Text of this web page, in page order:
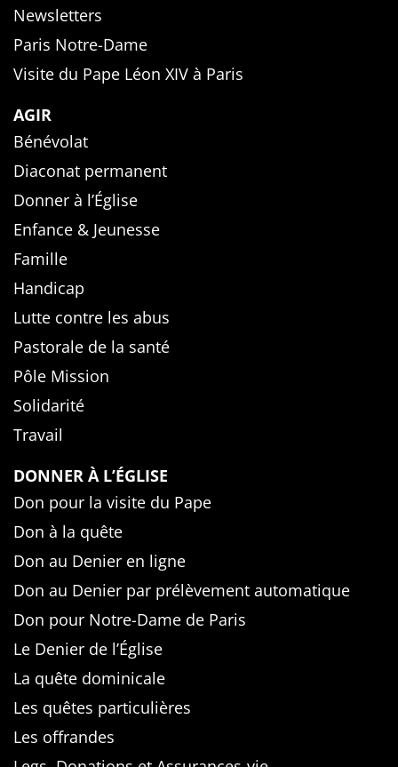
Newsletters
Paris Notre-Dame
Visite du Pape Léon XIV à Paris
AGIR
Bénévolat
Diaconat permanent
Donner à l’Église
Enfance & Jeunesse
Famille
Handicap
Lutte contre les abus
Pastorale de la santé
Pôle Mission
Solidarité
Travail
DONNER À L’ÉGLISE
Don pour la visite du Pape
Don à la quête
Don au Denier en ligne
Don au Denier par prélèvement automatique
Don pour Notre-Dame de Paris
Le Denier de l’Église
La quête dominicale
Les quêtes particulières
Les offrandes